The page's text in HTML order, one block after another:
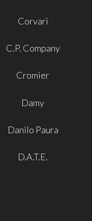
Corvari
C.P. Company
Cromier
Damy
Danilo Paura
D.A.T.E.